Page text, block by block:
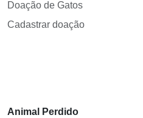
Doação de Gatos
Cadastrar doação
Animal Perdido